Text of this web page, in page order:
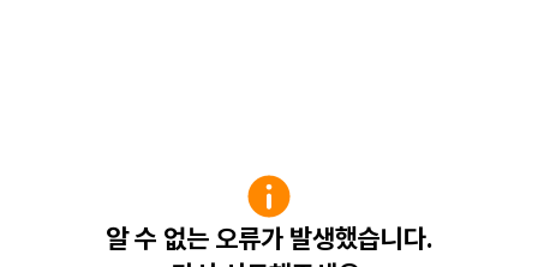
알 수 없는 오류가 발생했습니다.